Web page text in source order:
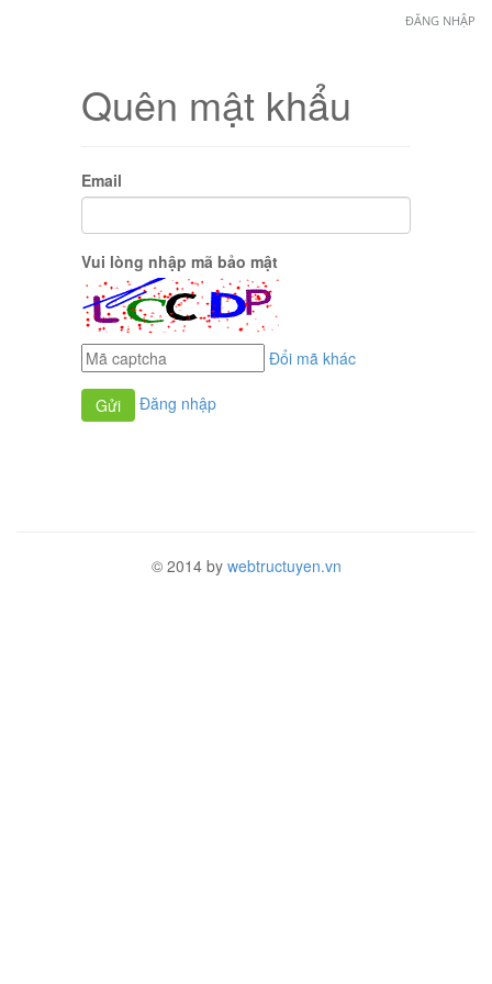
ĐĂNG NHẬP
Quên mật khẩu
Email
Vui lòng nhập mã bảo mật
Đổi mã khác
Đăng nhập
© 2014 by webtructuyen.vn